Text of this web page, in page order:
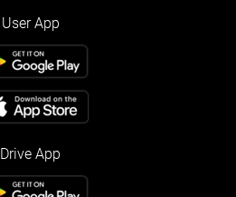
User App
Drive App